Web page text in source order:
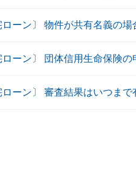
ローン〕 物件が共有名義の
ローン〕 団体信用生命保険
ローン〕 審査結果はいつまで